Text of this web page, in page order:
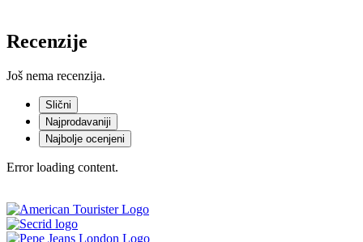
Recenzije
Još nema recenzija.
Slični
Najprodavaniji
Najbolje ocenjeni
Error loading content.